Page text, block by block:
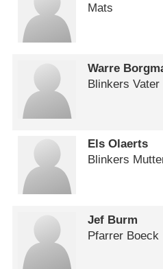
Mats
Warre
Blinkers Vater
Els Olaerts
Blinkers
Jef Burm
Pfarrer Boeck